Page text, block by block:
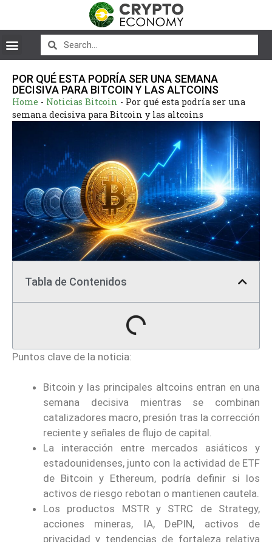
POR QUÉ ESTA PODRÍA SER UNA SEMANA
DECISIVA PARA BITCOIN Y LAS ALTCOINS
Home - Noticias Bitcoin - Por qué esta podría ser una
semana decisiva para Bitcoin y las altcoins
Tabla de Contenidos
Puntos clave de la noticia:
Bitcoin y las principales altcoins entran en una
semana decisiva mientras se combinan
catalizadores macro, presión tras la corrección
reciente y señales de flujo de capital.
La interacción entre mercados asiáticos y
estadounidenses, junto con la actividad de ETF
de Bitcoin y Ethereum, podría definir si los
activos de riesgo rebotan o mantienen cautela.
Los productos MSTR y STRC de Strategy,
acciones mineras, IA, DePIN, activos de
privacidad y tendencias de fortaleza relativa